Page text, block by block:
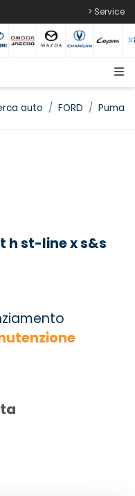
> Service
auto FORD Puma
h st-line x s&s